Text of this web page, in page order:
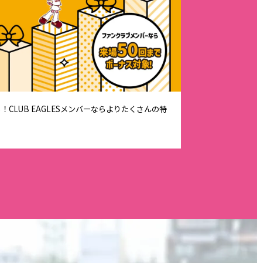
CLUB EAGLESメンバーならよりたくさんの特